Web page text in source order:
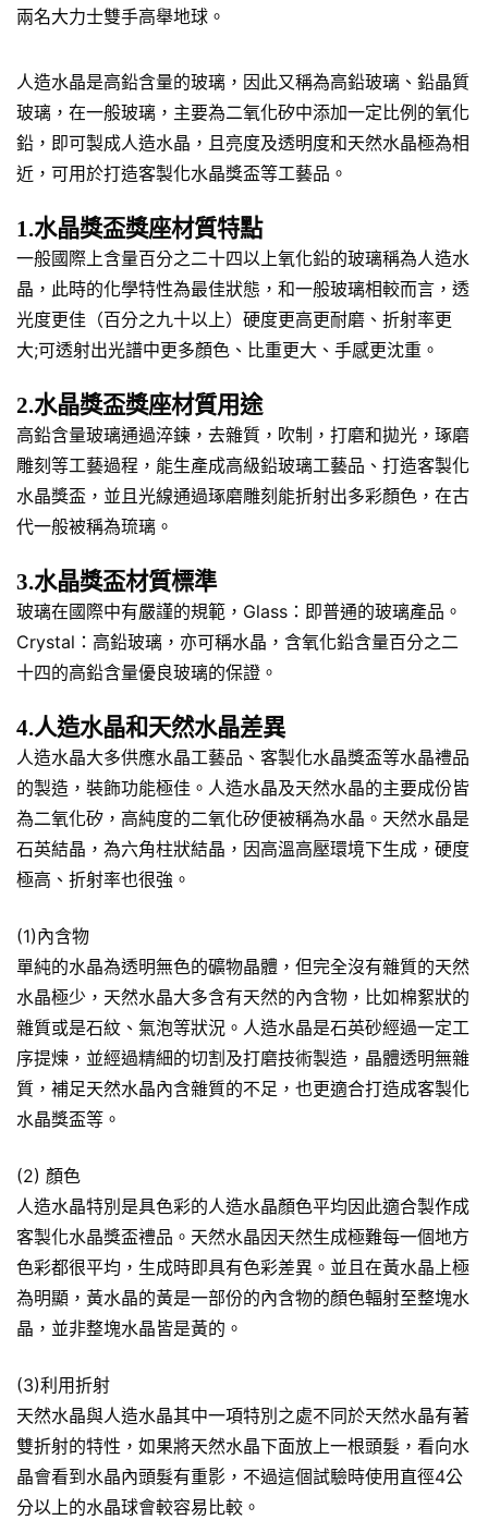
兩名大力士雙手高舉地球。
人造水晶是高鉛含量的玻璃，因此又稱為高鉛玻璃、鉛晶質
玻璃，在一般玻璃，主要為二氧化矽中添加一定比例的氧化
鉛，即可製成人造水晶，且亮度及透明度和天然水晶極為相
近，可用於打造客製化水晶獎盃等工藝品。
1.水晶獎盃獎座材質特點
一般國際上含量百分之二十四以上氧化鉛的玻璃稱為人造水
晶，此時的化學特性為最佳狀態，和一般玻璃相較而言，透
光度更佳（百分之九十以上）硬度更高更耐磨、折射率更
大;可透射出光譜中更多顏色、比重更大、手感更沈重。
2.水晶獎盃獎座材質用途
高鉛含量玻璃通過淬鍊，去雜質，吹制，打磨和拋光，琢磨
雕刻等工藝過程，能生產成高級鉛玻璃工藝品、打造客製化
水晶獎盃，並且光線通過琢磨雕刻能折射出多彩顏色，在古
代一般被稱為琉璃。
3.水晶獎盃材質標準
玻璃在國際中有嚴謹的規範，Glass：即普通的玻璃產品。
Crystal：高鉛玻璃，亦可稱水晶，含氧化鉛含量百分之二
十四的高鉛含量優良玻璃的保證。
4.人造水晶和天然水晶差異
人造水晶大多供應水晶工藝品、客製化水晶獎盃等水晶禮品
的製造，裝飾功能極佳。人造水晶及天然水晶的主要成份皆
為二氧化矽，高純度的二氧化矽便被稱為水晶。天然水晶是
石英結晶，為六角柱狀結晶，因高溫高壓環境下生成，硬度
極高、折射率也很強。
(1)內含物
單純的水晶為透明無色的礦物晶體，但完全沒有雜質的天然
水晶極少，天然水晶大多含有天然的內含物，比如棉絮狀的
雜質或是石紋、氣泡等狀況。人造水晶是石英砂經過一定工
序提煉，並經過精細的切割及打磨技術製造，晶體透明無雜
質，補足天然水晶內含雜質的不足，也更適合打造成客製化
水晶獎盃等。
(2) 顏色
人造水晶特別是具色彩的人造水晶顏色平均因此適合製作成
客製化水晶獎盃禮品。天然水晶因天然生成極難每一個地方
色彩都很平均，生成時即具有色彩差異。並且在黃水晶上極
為明顯，黃水晶的黃是一部份的內含物的顏色輻射至整塊水
晶，並非整塊水晶皆是黃的。
(3)利用折射
天然水晶與人造水晶其中一項特別之處不同於天然水晶有著
雙折射的特性，如果將天然水晶下面放上一根頭髮，看向水
晶會看到水晶內頭髮有重影，不過這個試驗時使用直徑4公
分以上的水晶球會較容易比較。